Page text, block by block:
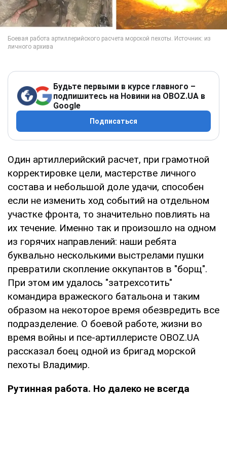
Будьте первыми в курсе главного –
подпишитесь на Новини на OBOZ.UA в
Google
Подписаться
Один артиллерийский расчет, при грамотной
корректировке цели, мастерстве личного
состава и небольшой доле удачи, способен
если не изменить ход событий на отдельном
участке фронта, то значительно повлиять на
их течение. Именно так и произошло на одном
из горячих направлений: наши ребята
буквально несколькими выстрелами пушки
превратили скопление оккупантов в "борщ".
При этом им удалось "затрехсотить"
командира вражеского батальона и таким
образом на некоторое время обезвредить все
подразделение. О боевой работе, жизни во
время войны и псе-артиллеристе OBOZ.UA
рассказал боец одной из бригад морской
пехоты Владимир.
Рутинная работа. Но далеко не всегда